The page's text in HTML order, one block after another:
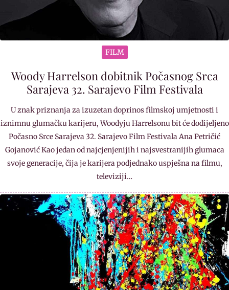
FILM
Woody Harrelson dobitnik Počasnog Srca
Sarajeva 32. Sarajevo Film Festivala
U znak priznanja za izuzetan doprinos filmskoj umjetnosti i
iznimnu glumačku karijeru, Woodyju Harrelsonu bit će dodijeljeno
Počasno Srce Sarajeva 32. Sarajevo Film Festivala Ana Petričić
Gojanović Kao jedan od najcjenjenijih i najsvestranijih glumaca
svoje generacije, čija je karijera podjednako uspješna na filmu,
televiziji…